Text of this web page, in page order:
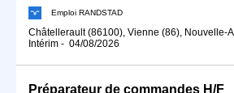
Emploi RANDSTAD
Châtellerault (86100), Vienne (86), Nouvelle-
Intérim - 04/08/2026
Préparateur de commandes H/F